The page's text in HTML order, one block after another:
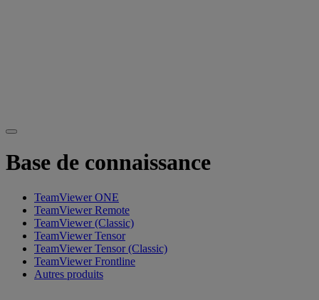
Base de connaissance
TeamViewer ONE
TeamViewer Remote
TeamViewer (Classic)
TeamViewer Tensor
TeamViewer Tensor (Classic)
TeamViewer Frontline
Autres produits